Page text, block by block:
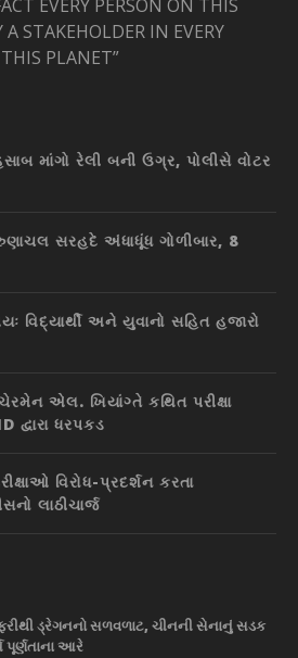
EVERY PERSON ON THIS
STAKEHOLDER IN EVERY
PLANET”
માંગો રેલી બની ઉગ્ર, પોલીસે વોટર
સરહદે અંધાધૂંધ ગોળીબાર, 8
વિદ્યાર્થી અને યુવાનો સહિત હજારો
એલ. ખિયાંગ્તે કથિત પરીક્ષા
દ્વારા ધરપકડ
વિરોધ-પ્રદર્શન કરતા
લાઠીચાર્જ
ફરીથી ડ્રેગનનો સળવળાટ, ચીનની સેનાનું સડક
પૂર્ણતાના આરે